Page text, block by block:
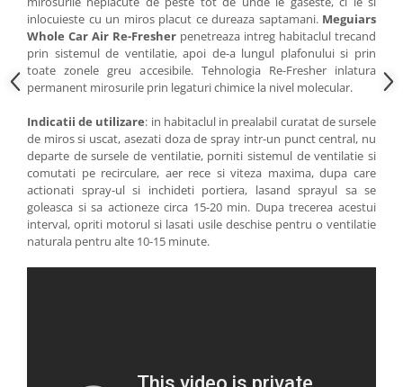
inlocuieste cu un miros placut ce dureaza saptamani. Meguiars
Whole Car Air Re-Fresher penetreaza intreg habitaclul trecand
prin sistemul de ventilatie, apoi de-a lungul plafonului si prin
toate zonele greu accesibile. Tehnologia Re-Fresher inlatura
permanent mirosurile prin legaturi chimice la nivel molecular.
Indicatii de utilizare: in habitaclul in prealabil curatat de sursele
de miros si uscat, asezati doza de spray intr-un punct central, nu
departe de sursele de ventilatie, porniti sistemul de ventilatie si
comutati pe recirculare, aer rece si viteza maxima, dupa care
actionati spray-ul si inchideti portiera, lasand sprayul sa se
goleasca si sa actioneze circa 15-20 min. Dupa trecerea acestui
interval, opriti motorul si lasati usile deschise pentru o ventilatie
naturala pentru alte 10-15 minute.